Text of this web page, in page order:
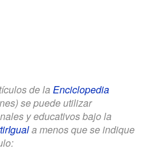
de la Enciclopedia
se puede utilizar
y educativos bajo la
a menos que se indique